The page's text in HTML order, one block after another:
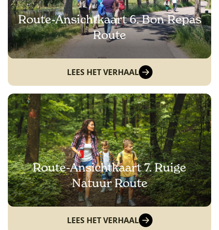
Route-Ansichtkaart 6. Bon Repas
Route
LEES HET VERHAAL
Route-Ansichtkaart 7. Ruige
Natuur Route
LEES HET VERHAAL